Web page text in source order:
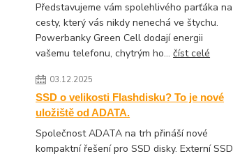
Představujeme vám spolehlivého parťáka na
cesty, který vás nikdy nenechá ve štychu.
Powerbanky Green Cell dodají energii
vašemu telefonu, chytrým ho...číst celé
03.12.2025
SSD o velikosti Flashdisku? To je nové
uložiště od ADATA.
Společnost ADATA na trh přináší nové
kompaktní řešení pro SSD disky. Externí SSD